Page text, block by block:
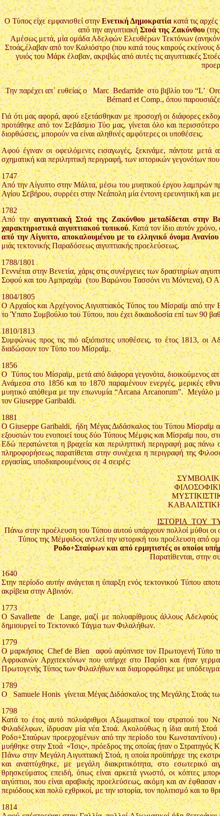
Ο Τύπος είχε εμφανισθεί στηνΕνετική Δημοκρατίακατά τις
από την αιγυπτιακήΣτοά της Ζακύνθου
Αμέσως μετά, μία ομάδα Αδελφών Ελευθέρων Τεκτόνων
Στοάς,έλαβαν από τον Καλιόστρο (που κατά τους καιρούς
γυιός του Μάρκ έλαβαν, ακριβώς από αυτές τις αιγυπτιακές
Την παρέχει απ΄ ευθείας ο Marc Bedarride στο βιβλίο του “L’
Bérnard et Comp., όπου
Γιά ότι μας αφορά, αφού εξετάσθηκαν με προσοχή οι διάφορες
προτάθηκε από τον Σεβάσμιο Τύο μας, γίνεται όλο και
διορθώσεις, μπορούν να είναι αληθινές αμφότερες οι υποθέσεις.
Αφού έγιναν οι οφειλόμενες εισαγωγές, ξεκινάμε, πάντοτε
σχηματική και περιληπτική περιγραφή, των ιστορικών γεγονότων
1747
Από την Αίγυπτο στην Μάλτα, μέσω του μυητικού έργου λαμπρών
Αγίου Σεβήρου, συρρέει στην Νεάπολη μία έντονη ερευνητική και
1782
Από τηναιγυπτιακή Στοά της Ζακύνθου μεταδίδεται στην
χαρακτηριστικά αιγυπτιακού τυπικού. Κατά τον ίδιο αυτόν
από την Αίγυπτο, αποκαλουμένου με το ελληνικό όνομα
μιάς τεκτονικής Παραδόσεως αιγυπτιακής προελεύσεως.
1788/1801
Γεννιέται στην Βενετία, χάρις στις συνέργειες των δραστηρίων
Σοφού και του Αμπραχάμ (του Βαρώνου Τασσόνι ντι
1804/1805
Ο Αρχαίος και Αρχέγονος Αιγυπτιακός Τύπος του Μίσραϊμ από την
το Ύπατο Συμβούλιο του Τύπου, που έχει δικαιοδοσία επί των 90
1810/1813
Συμφώνως προς τις πιό αξιόπιστες υποθέσεις, το έτος 1813,
διαδώσουν τον Τύπο του Μίσραϊμ.
1856
Ο Τύπος του Μίσραϊμ, μετά από διάφορα γεγονότα, διοικούμενος
Ανάμεσα στο 1856 και το 1870 παραμένουν ενεργές, μερικές
μυητικό απόθεμα με την επωνυμία “Arcana Arcanorum”. Μεγάλο
τον Giuseppe Garibaldi.
1881
Ο Giuseppe Garibaldi, ήδη Μέγας Διδάσκαλος του Τύπου Μίσραϊμ
εξουσιών του ενοποιεί τους δύο Τύπους Μέμφις και Μίσραϊμ που,
Εδώ περατώνεται η βραχεία και περιληπτική περιγραφή μας πάνω
πληροφορήσεως παρατίθεται στην συνέχεια η περιγραφή της
εργασίας, υποδιαιρουμένους σε 4 σειρές:
ΣΥΜΒΟΛΙΚΗ
ΦΙΛΟΣΟΦΙΚΗ
ΚΑΒΑΛΙΣΤΙΚΗ
ΙΣΤΟΡΙΑ ΤΟΥ
Πάνω στην προέλευση του Τύπου αυτού υπάρχουν πολλοί μύθοι οι
Τύπος της Μέμφιδος αντλεί την ιστορική του προέλευση
Ροδο+Σταύρων και από ερμητιστές οι οποίοι
Παρατίθενται, στην
1640
Στην περίοδο αυτήν ανάγεται η ύπαρξη ενός τεκτονικού Τύπου
ακρίβεια στην Αβινιόν.
1773
Ο Savallette de Lange, μαζί με πολυαρίθμους άλλους Αδελφούς
δημιουργεί το Τεκτονικό Τάγμα των Φιλαλήθων.
1779
Ο μαρκήσιος Chef de Bien αφού αφύπνισε τον Πρωτογενή Τύπο
Αφρικανών Αρχιτεκτόνων που υπήρχε στο Παρίσι και ήταν
Πρωτογενής Τύπος των Φιλαλήθων και διαμορφώθηκε με
1789
Ο Samuele Honis γίνεται Μέγας Διδάσκαλος της Μεγάλης Στοάς
1798
Κατά το έτος αυτό πολυάριθμοι Αξιωματικοί του στρατού του
Φιλαδέλφων, ίδρυσαν μία νέα Στοά. Ακολούθως η ίδια αυτή
Ροδο+Σταύρων προερχομένων από την περίοδο του Κωνσταντίνου)
μυήθηκε στην Στοά «Ίσις», πρόεδρος της οποίας ήταν ο Στρατηγός
Πάνω στην Μεγάλη Αιγυπτιακή Στοά, η οποία προϋπήρχε της
και αναπτύχθηκε, με μεγάλη διακριτικότητα, στο εσωτερικό
θρησκεύματος επειδή, όπως είναι αρκετά γνωστό, οι κόπτες
αιγύπτιοι, που είναι αραβικής προελεύσεως, ακόμη και αν
περιόδους και πολύ εχθρικοί, με την ιστορία, τον πολιτισμό και το
1814